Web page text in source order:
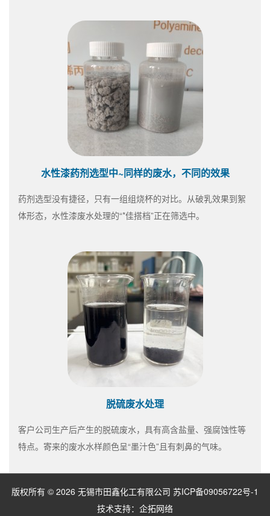
水性漆药剂选型中~同样的废水，不同的效果
药剂选型没有捷径，只有一组组烧杯的对比。从破乳效果到絮
体形态，水性漆废水处理的“*佳搭档”正在筛选中。
脱硫废水处理
客户公司生产后产生的脱硫废水，具有高含盐量、强腐蚀性等
特点。寄来的废水水样颜色呈“墨汁色”且有刺鼻的气味。
版权所有 © 2026 无锡市田鑫化工有限公司 苏ICP备09056722号-1
技术支持： 企拓网络